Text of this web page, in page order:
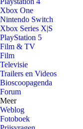
Xbox One
Nintendo Switch
Xbox Series X|S
PlayStation 5
Film & TV
Film
Televisie
Trailers en Videos
Bioscoopagenda
Forum
Meer
Weblog
Fotoboek